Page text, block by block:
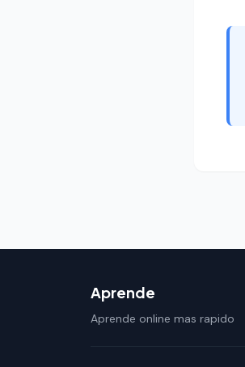
Aprende
Aprende online mas rapido